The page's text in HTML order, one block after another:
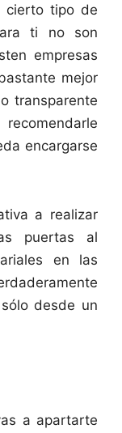
cierto tipo de
ti no son
empresas
mejor
transparente
encargarse
a realizar
puertas al
en las
desde un
a apartarte